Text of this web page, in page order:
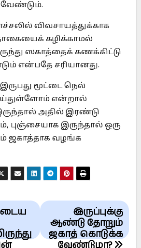
வேண்டும்.
விவசாயத்துக்காக
கழிக்காமல்
ஸகாத்தைக் கணக்கிட்டு
என்பதே சரியானது.
மூட்டை நெல்
என்றால்
அதில் இரண்டு
புஞ்சையாக இருந்தால் ஒரு
ஜகாத்தாக வழங்க
இருப்புக்கு
ஆண்டு தோறும்
ஜகாத் கொடுக்க